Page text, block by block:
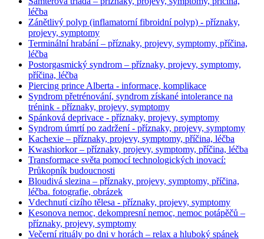
léčba
Zánětlivý polyp (inflamatorní fibroidní polyp) - příznaky,
projevy, symptomy
Terminální hrabání – příznaky, projevy, symptomy, příčina,
léčba
Postorgasmický syndrom – příznaky, projevy, symptomy,
příčina, léčba
Piercing prince Alberta - informace, komplikace
Syndrom přetrénování, syndrom získané intolerance na
trénink - příznaky, projevy, symptomy
Spánková deprivace - příznaky, projevy, symptomy
Syndrom úmrtí po zadržení - příznaky, projevy, symptomy
Kachexie – příznaky, projevy, symptomy, příčina, léčba
Kwashiorkor – příznaky, projevy, symptomy, příčina, léčba
Transformace světa pomocí technologických inovací:
Průkopník budoucnosti
Bloudivá slezina – příznaky, projevy, symptomy, příčina,
léčba. fotografie, obrázek
Vdechnutí cizího tělesa - příznaky, projevy, symptomy
Kesonova nemoc, dekompresní nemoc, nemoc potápěčů –
příznaky, projevy, symptomy
Večerní rituály po dni v horách – relax a hluboký spánek